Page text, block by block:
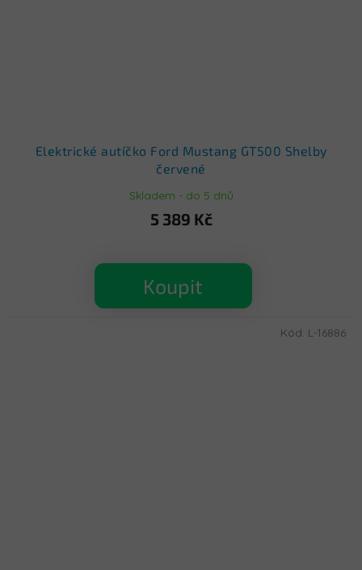
Elektrické autíčko Ford Mustang GT500 Shelby
červené
Skladem - do 5 dnů
5 389 Kč
Koupit
Kód: L-16886